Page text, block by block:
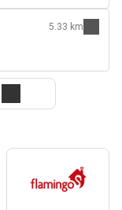
5.33 km